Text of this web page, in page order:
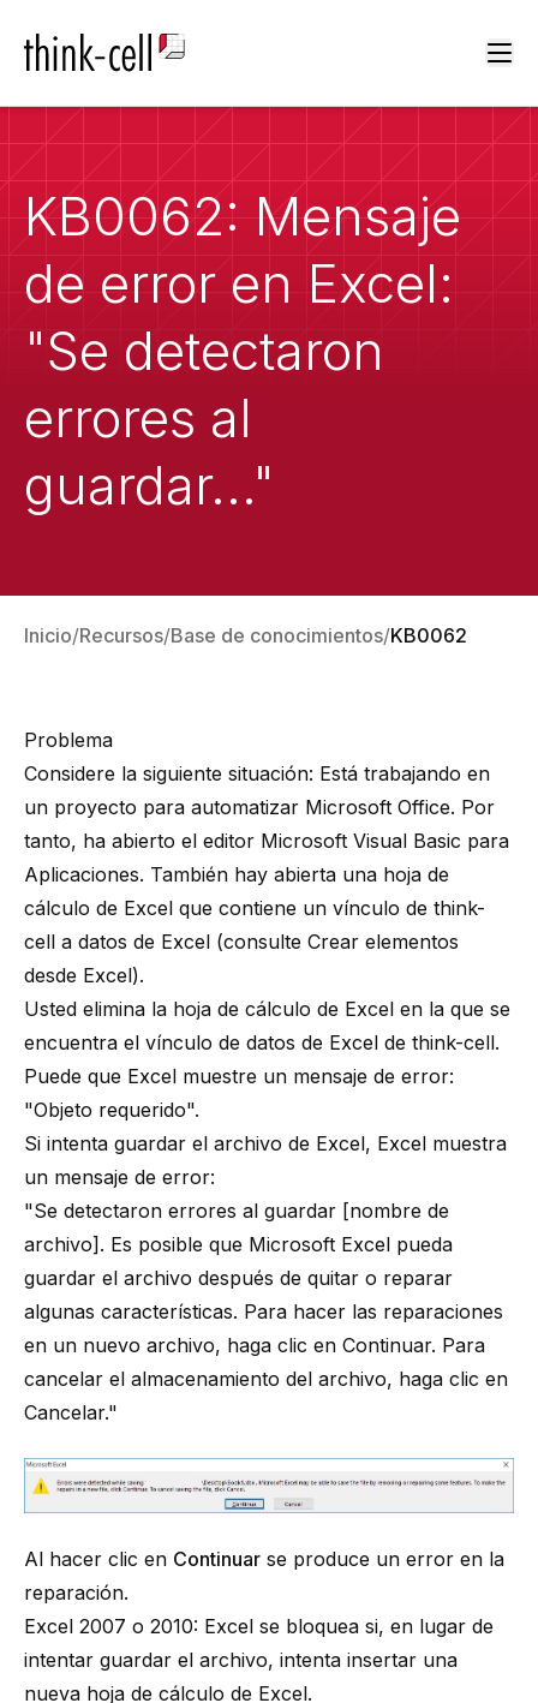
KB0062: Mensaje
de error en Excel:
"Se detectaron
errores al
guardar..."
Inicio Recursos Base de conocimientos KB0062
Problema
Considere la siguiente situación: Está trabajando en
un proyecto para automatizar Microsoft Office. Por
tanto, ha abierto el editor Microsoft Visual Basic para
Aplicaciones. También hay abierta una hoja de
cálculo de Excel que contiene un vínculo de think-
cell a datos de Excel (consulte Crear elementos
desde Excel).
Usted elimina la hoja de cálculo de Excel en la que se
encuentra el vínculo de datos de Excel de think-cell.
Puede que Excel muestre un mensaje de error:
"Objeto requerido".
Si intenta guardar el archivo de Excel, Excel muestra
un mensaje de error:
"Se detectaron errores al guardar [nombre de
archivo]. Es posible que Microsoft Excel pueda
guardar el archivo después de quitar o reparar
algunas características. Para hacer las reparaciones
en un nuevo archivo, haga clic en Continuar. Para
cancelar el almacenamiento del archivo, haga clic en
Cancelar."
Al hacer clic en Continuar se produce un error en la
reparación.
Excel 2007 o 2010: Excel se bloquea si, en lugar de
intentar guardar el archivo, intenta insertar una
nueva hoja de cálculo de Excel.